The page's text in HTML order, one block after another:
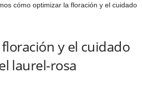
cómo optimizar la floración y el cuidado
y el cuidado
laurel-rosa